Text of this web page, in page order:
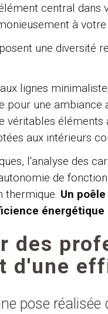
central dans
à
une diversité
lignes
pour une ambiance
véritables éléments
aux intérieurs
l'analyse des
de
thermique. Un
énergétique
des
d'une
pose